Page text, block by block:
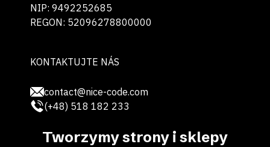
NIP: 9492252685
REGON: 52096278800000
KONTAKTUJTE NÁS
contact@nice-code.com
(+48) 518 182 233
Tworzymy strony i sklepy